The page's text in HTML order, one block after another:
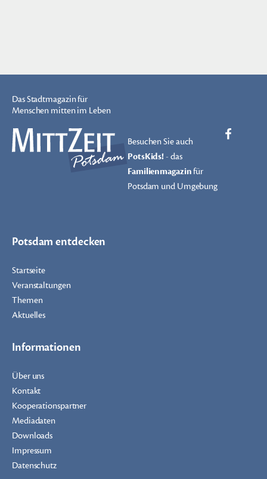
Das Stadtmagazin für
Menschen mitten im Leben
Besuchen Sie auch
PotsKids!- das
Familienmagazinfür
Potsdam und Umgebung
Potsdam entdecken
Startseite
Veranstaltungen
Themen
Aktuelles
Informationen
Über uns
Kontakt
Kooperationspartner
Mediadaten
Downloads
Impressum
Datenschutz